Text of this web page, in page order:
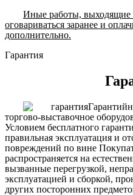
Иные работы, выходящие
оговариваться заранее и
дополнительно.
Гарантия
торгово-выставочное
Условием бесплатного
правильная эксплуатация и
повреждений по вине
распространяется на
вызванные перегрузкой,
эксплуатацией и сборкой,
других посторонних